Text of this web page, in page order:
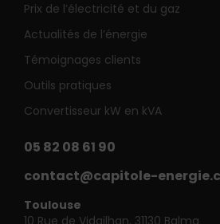
Prix de l’électricité et du gaz
Actualités de l’énergie
Témoignages clients
Outils pratiques
Convertisseur kW en kVA
05 82 08 61 90
contact@capitole-
Toulouse
10 Rue de Vidailhan, 31130 Balma